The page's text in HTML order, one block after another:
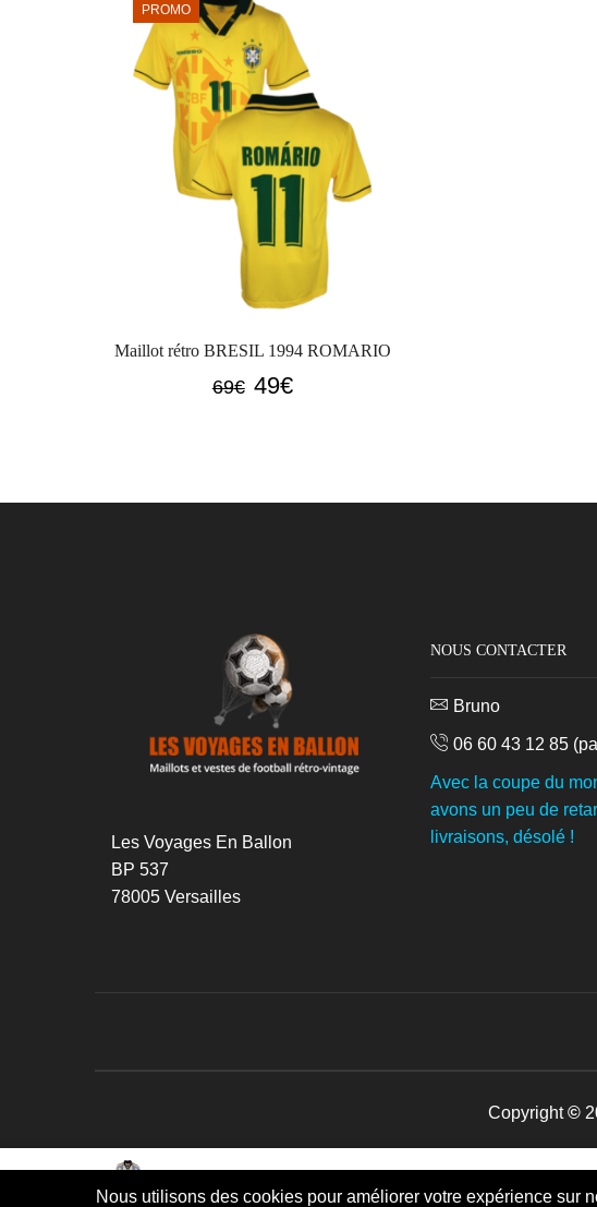
PROMO
Maillot rétro BRESIL 1994 ROMARIO
69€ Le
69€.
49€Le
49€.
Les Voyages En Ballon
BP 537
78005 Versailles
NOUS CONTACTER
Bruno
06 60 43 12 85
Avec la coupe du
avons un peu de
livraisons, désolé !
Copyright©
Maillot rétro ARGENTINE 1998 V...